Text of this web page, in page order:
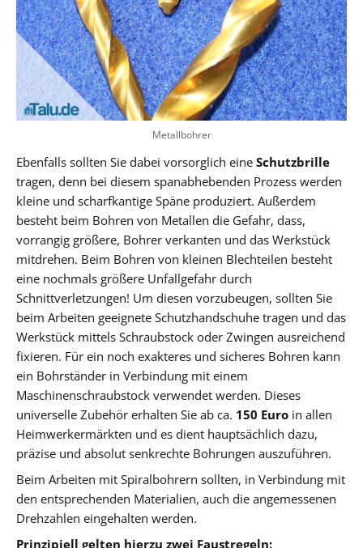
Metallbohrer
Ebenfalls sollten Sie dabei vorsorglich eine Schutzbrille
tragen, denn bei diesem spanabhebenden Prozess werden
kleine und scharfkantige Späne produziert. Außerdem
besteht beim Bohren von Metallen die Gefahr, dass,
vorrangig größere, Bohrer verkanten und das Werkstück
mitdrehen. Beim Bohren von kleinen Blechteilen besteht
eine nochmals größere Unfallgefahr durch
Schnittverletzungen! Um diesen vorzubeugen, sollten Sie
beim Arbeiten geeignete Schutzhandschuhe tragen und das
Werkstück mittels Schraubstock oder Zwingen ausreichend
fixieren. Für ein noch exakteres und sicheres Bohren kann
ein Bohrständer in Verbindung mit einem
Maschinenschraubstock verwendet werden. Dieses
universelle Zubehör erhalten Sie ab ca. 150 Euro in allen
Heimwerkermärkten und es dient hauptsächlich dazu,
präzise und absolut senkrechte Bohrungen auszuführen.
Beim Arbeiten mit Spiralbohrern sollten, in Verbindung mit
den entsprechenden Materialien, auch die angemessenen
Drehzahlen eingehalten werden.
Prinzipiell gelten hierzu zwei Faustregeln: